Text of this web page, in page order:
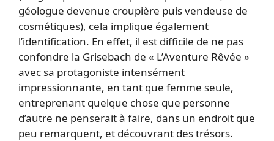
géologue devenue croupière puis vendeuse de
cosmétiques), cela implique également
l’identification. En effet, il est difficile de ne pas
confondre la Grisebach de « L’Aventure Rêvée »
avec sa protagoniste intensément
impressionnante, en tant que femme seule,
entreprenant quelque chose que personne
d’autre ne penserait à faire, dans un endroit que
peu remarquent, et découvrant des trésors.